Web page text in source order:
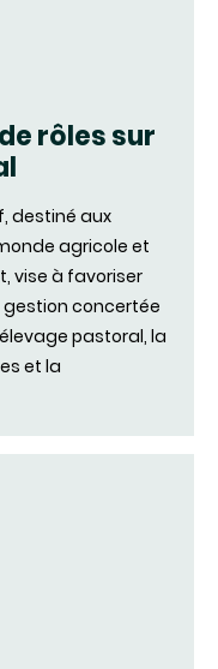
rôles sur
destiné aux
agricole et
vise à favoriser
gestion concertée
pastoral, la
et la